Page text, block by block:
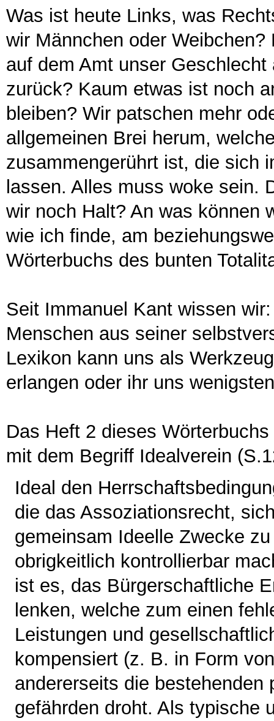
Was ist heute Links, was
wir Männchen oder
auf dem Amt unser
zurück? Kaum etwas ist noch
bleiben? Wir patschen mehr
allgemeinen Brei herum,
zusammengerührt ist, die sich
lassen. Alles muss woke sein.
wir noch Halt? An was können
wie ich finde, am
Wörterbuchs des bunten
Seit Immanuel Kant wissen
Menschen aus seiner
Lexikon kann uns als
erlangen oder ihr uns
Das Heft 2 dieses
mit dem Begriff Idealverein
Ideal den
die das Assoziationsrecht,
gemeinsam Ideelle Zwecke
obrigkeitlich kontrollierbar
ist es, das Bürgerschaftliche
lenken, welche zum einen
Leistungen und
kompensiert (z. B. in Form
andererseits die
gefährden droht. Als typische